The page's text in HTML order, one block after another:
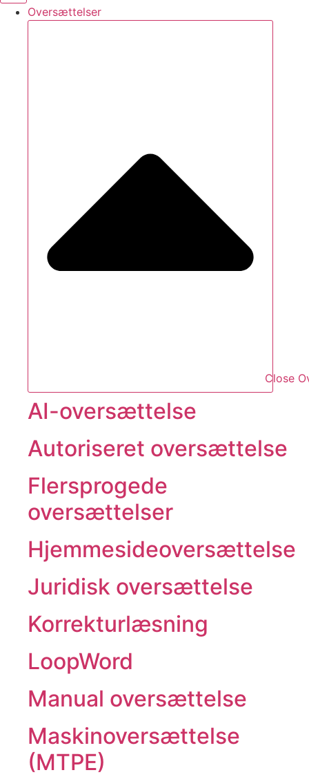
Oversættelser
Close
AI-oversættelse
Autoriseret oversættelse
Flersprogede
oversættelser
Hjemmesideoversættelse
Juridisk oversættelse
Korrekturlæsning
LoopWord
Manual oversættelse
Maskinoversættelse
(MTPE)